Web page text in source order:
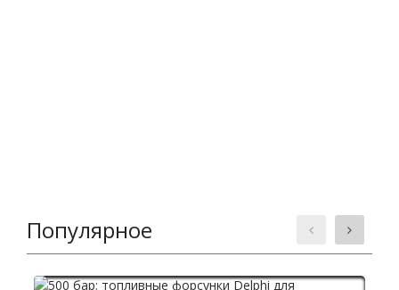
Популярное